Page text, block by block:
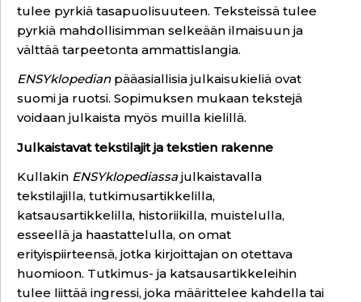
tulee pyrkiä tasapuolisuuteen. Teksteissä tulee
pyrkiä mahdollisimman selkeään ilmaisuun ja
välttää tarpeetonta ammattislangia.
ENSYklopedianpääasiallisia julkaisukieliä ovat
suomi ja ruotsi. Sopimuksen mukaan tekstejä
voidaan julkaista myös muilla kielillä.
Julkaistavat tekstilajit ja tekstien rakenne
Kullakin ENSYklopediassa julkaistavalla
tekstilajilla, tutkimusartikkelilla,
katsausartikkelilla, historiikilla, muistelulla,
esseellä ja haastattelulla, on omat
erityispiirteensä, jotka kirjoittajan on otettava
huomioon. Tutkimus- ja katsausartikkeleihin
tulee liittää ingressi, joka määrittelee kahdella tai